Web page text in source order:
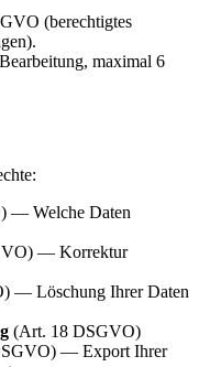
(berechtigtes
maximal 6
— Welche Daten
— Korrektur
— Löschung Ihrer Daten
(Art. 18 DSGVO)
— Export Ihrer